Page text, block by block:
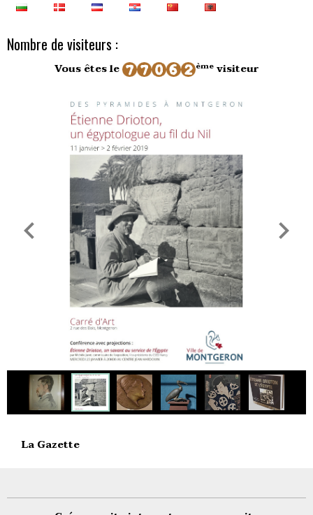
Nombre de visiteurs :
Vous êtes le èmevisiteur
La Gazette